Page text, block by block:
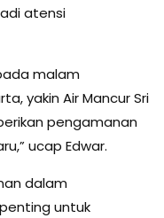
atensi
malam
yakin Air Mancur Sri
pengamanan
ucap Edwar.
dalam
untuk